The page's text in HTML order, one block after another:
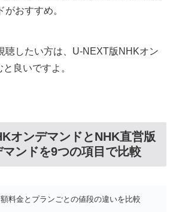
おすすめ。
聴したい方は、U-NEXT版NHKオン
良いですよ。
オンデマンドとNHK直営版
ンドを9つの項目で比較
額料金とプランごとの値段の違いを比較